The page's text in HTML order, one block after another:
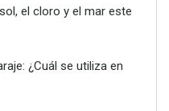
de aire son
el cloro y el mar este
¿Cuál se utiliza en